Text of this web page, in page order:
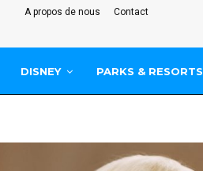
A propos de nous Contact
DISNEY PARKS & RESORTS